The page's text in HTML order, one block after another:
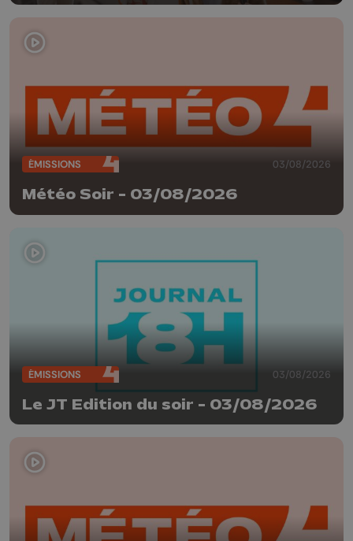
ÉMISSIONS 03/08/2026
Météo Soir - 03/08/2026
ÉMISSIONS 03/08/2026
Le JT Edition du soir - 03/08/2026